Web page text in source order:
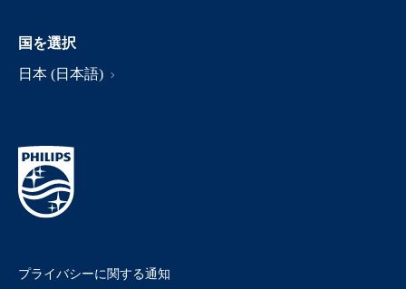
国を選択
日本 (日本語)
プライバシーに関する通知